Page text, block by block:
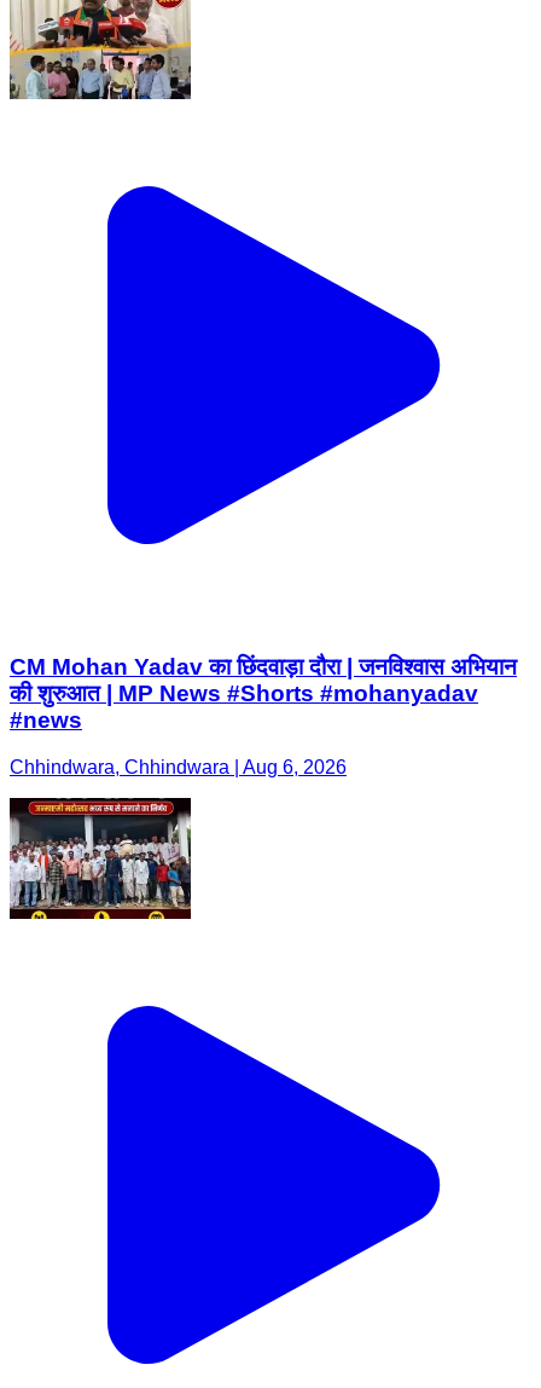
CM Mohan Yadav का छिंदवाड़ा दौरा | जनविश्वास अभियान
की शुरुआत | MP News #Shorts #mohanyadav
#news
Chhindwara, Chhindwara | Aug 6, 2026